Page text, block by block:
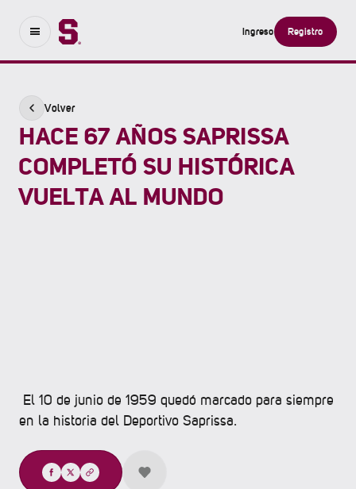
Ingreso Registro
Volver
HACE 67 AÑOS SAPRISSA
COMPLETÓ SU HISTÓRICA
VUELTA AL MUNDO
El 10 de junio de 1959 quedó marcado para siempre
en la historia del Deportivo Saprissa.
Compartir